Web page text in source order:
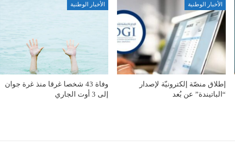
الأخبار الوطنية
إطلاق منصّة إلكترونيّة لإصدار
“الباتيندة” عن بُعد
الأخبار الوطنية
وفاة 43 شخصا غرقا منذ غرة جوان
إلى 3 أوت الجاري